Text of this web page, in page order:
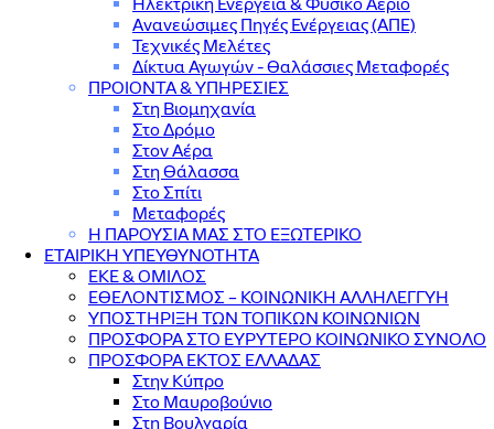
Ανανεώσιμες Πηγές Ενέργειας (ΑΠΕ)
Τεχνικές Μελέτες
Δίκτυα Αγωγών - Θαλάσσιες Μεταφορές
ΠΡΟΙΟΝΤΑ & YΠΗΡΕΣΙΕΣ
Στη Βιομηχανία
Στο Δρόμο
Στον Αέρα
Στη Θάλασσα
Στο Σπίτι
Μεταφορές
Η ΠΑΡΟΥΣΙΑ ΜΑΣ ΣΤΟ ΕΞΩΤΕΡΙΚΟ
ΕΤΑΙΡΙΚΗ ΥΠΕΥΘΥΝΟΤΗΤΑ
ΕΚΕ & ΟΜΙΛΟΣ
ΕΘΕΛΟΝΤΙΣΜΟΣ – ΚΟΙΝΩΝΙΚΗ ΑΛΛΗΛΕΓΓΥΗ
ΥΠΟΣΤΗΡΙΞΗ ΤΩΝ ΤΟΠΙΚΩΝ ΚΟΙΝΩΝΙΩΝ
ΠΡΟΣΦΟΡΑ ΣΤΟ ΕΥΡΥΤΕΡΟ ΚΟΙΝΩΝΙΚΟ ΣΥΝΟΛΟ
ΠΡΟΣΦΟΡΑ ΕΚΤΟΣ ΕΛΛΑΔΑΣ
Στην Κύπρο
Στο Μαυροβούνιο
Στη Βουλγαρία